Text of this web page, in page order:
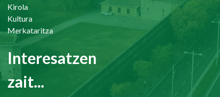
Kirola
Kultura
Merkataritza
Interesatzen
zait...